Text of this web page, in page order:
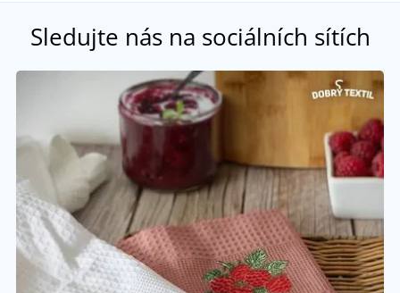
Sledujte nás na sociálních sítích